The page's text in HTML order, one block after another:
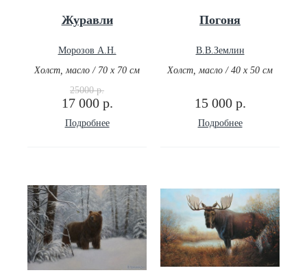
Журавли
Морозов А.Н.
Холст, масло / 70 х 70 см
25000 р.
17 000 р.
Подробнее
Погоня
В.В.Землин
Холст, масло / 40 х 50 см
15 000 р.
Подробнее